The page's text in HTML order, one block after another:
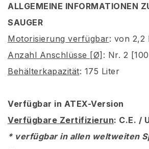
ALLGEMEINE INFORMATIONEN
SAUGER
Motorisierung verfügbar: von 2,2
Anzahl Anschlüsse [Ø]: Nr. 2
Behälterkapazität: 175 Liter
Verfügbar in ATEX-Version
Verfügbare Zertifizierun: C.E. /
* verfügbar in allen weltweiten